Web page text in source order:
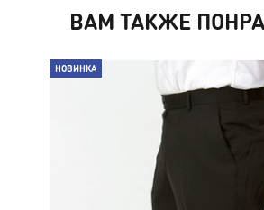
ВАМ ТАКЖЕ
НОВИНКА